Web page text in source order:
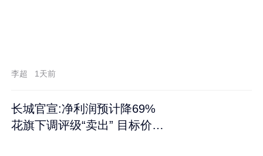
李超 1天前
长城官宣:净利润预计降69%
花旗下调评级“卖出” 目标价再